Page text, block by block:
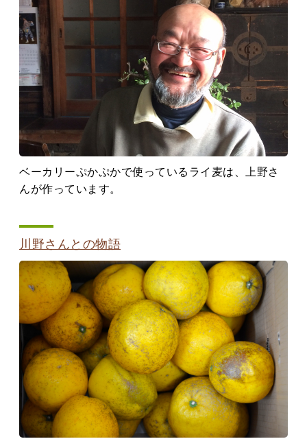
ベーカリーぷかぷかで使っているライ麦は、上野さ
んが作っています。
川野さんとの物語